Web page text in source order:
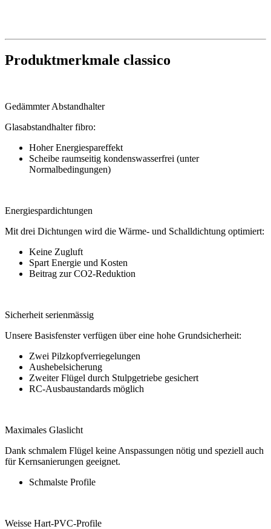
Produktmerkmale classico
Gedämmter Abstandhalter
Glasabstandhalter fibro:
Hoher Energiespareffekt
Scheibe raumseitig kondenswasserfrei (unter
Normalbedingungen)
Energiespardichtungen
Mit drei Dichtungen wird die Wärme- und Schalldichtung optimiert:
Keine Zugluft
Spart Energie und Kosten
Beitrag zur CO2-Reduktion
Sicherheit serienmässig
Unsere Basisfenster verfügen über eine hohe Grundsicherheit:
Zwei Pilzkopfverriegelungen
Aushebelsicherung
Zweiter Flügel durch Stulpgetriebe gesichert
RC-Ausbaustandards möglich
Maximales Glaslicht
Dank schmalem Flügel keine Anspassungen nötig und speziell auch
für Kernsanierungen geeignet.
Schmalste Profile
Weisse Hart-PVC-Profile